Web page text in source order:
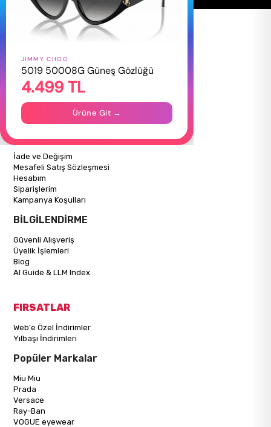
HAKKIMIZDA
Hakkımızda
Gizlilik Politikası
İletişim
Mağazalarımız
ALIŞVERİŞ BİLGİLERİ
İade ve Değişim
Mesafeli Satış Sözleşmesi
Hesabım
Siparişlerim
Kampanya Koşulları
BİLGİLENDİRME
Güvenli Alışveriş
Üyelik İşlemleri
Blog
AI Guide & LLM Index
FIRSATLAR
Web'e Özel İndirimler
Yılbaşı İndirimleri
Popüler Markalar
Miu Miu
Prada
Versace
Ray-Ban
VOGUE eyewear
JIMMY CHOO
5019 50008G Güneş Gözlüğü
4.499 TL
Ürüne Git →